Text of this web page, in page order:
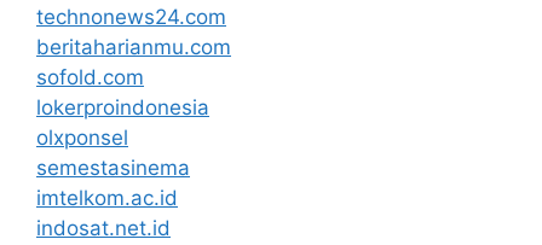
technonews24.com
beritaharianmu.com
sofold.com
lokerproindonesia
olxponsel
semestasinema
imtelkom.ac.id
indosat.net.id